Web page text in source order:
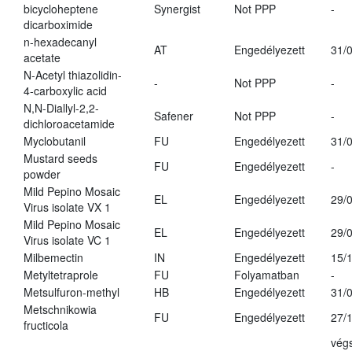
bicycloheptene
dicarboximide
Synergist Not PPP -
n-hexadecanyl
acetate
AT Engedélyezett
31/
N-Acetyl thiazolidin-
4-carboxylic acid
- Not PPP
-
N,N-Diallyl-2,2-
dichloroacetamide
Safener Not PPP
-
Myclobutanil
FU Engedélyezett
31/
Mustard seeds
powder
FU Engedélyezett
-
Mild Pepino Mosaic
Virus isolate VX 1
EL Engedélyezett
29/
Mild Pepino Mosaic
Virus isolate VC 1
EL Engedélyezett
29/
Milbemectin
IN Engedélyezett
15/
Metyltetraprole
FU Folyamatban
-
Metsulfuron-methyl
HB Engedélyezett
31/
Metschnikowia
fructicola
FU Engedélyezett 27/